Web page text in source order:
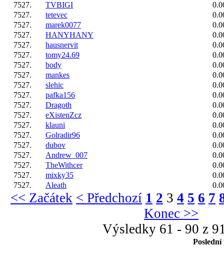
7527.
TVBIGI
7527.
tetevec
7527.
marek0077
7527.
HANYHANY
7527.
hausnervit
7527.
tomy24.69
7527.
body
7527.
mankes
7527.
slehic
7527.
pafka156
7527.
Dragoth
7527.
eXistenZcz
7527.
klauni
7527.
Golradir96
7527.
dubov
7527.
Andrew_007
7527.
TheWithcer
7527.
mixky35
7527.
Aleath
<< Začátek < Předchozí 1 2 3 4 5 6 7
Konec >>
Výsledky 61 - 90 z